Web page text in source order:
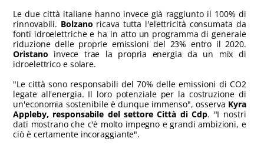
Le due città italiane hanno invece già raggiunto il 100% di
rinnovabili. Bolzano ricava tutta l'elettricità consumata da
fonti idroelettriche e ha in atto un programma di generale
riduzione delle proprie emissioni del 23% entro il 2020.
Oristano invece trae la propria energia da un mix di
idroelettrico e solare.
"Le città sono responsabili del 70% delle emissioni di CO2
legate all'energia. Il loro potenziale per la costruzione di
un'economia sostenibile è dunque immenso", osserva Kyra
Appleby, responsabile del settore Città di Cdp. "I nostri
dati mostrano che c'è molto impegno e grandi ambizioni, e
ciò è certamente incoraggiante".